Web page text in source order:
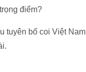
điểm?
tuyên bố coi Việt Nam